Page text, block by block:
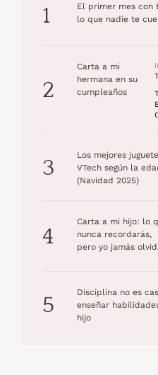
1
El primer mes con
lo que nadie te
2
Carta a mi
hermana en su
cumpleaños
3
Los mejores
VTech según la
(Navidad 2025)
4
Carta a mi hijo: lo
nunca recordarás,
pero yo jamás
5
Disciplina no es
enseñar
hijo